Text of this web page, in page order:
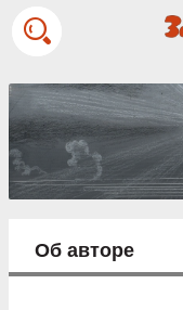
Об авторе